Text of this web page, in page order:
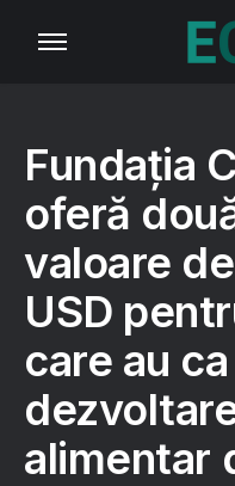
Fundația
oferă
valoare
USD
care au
alimentar